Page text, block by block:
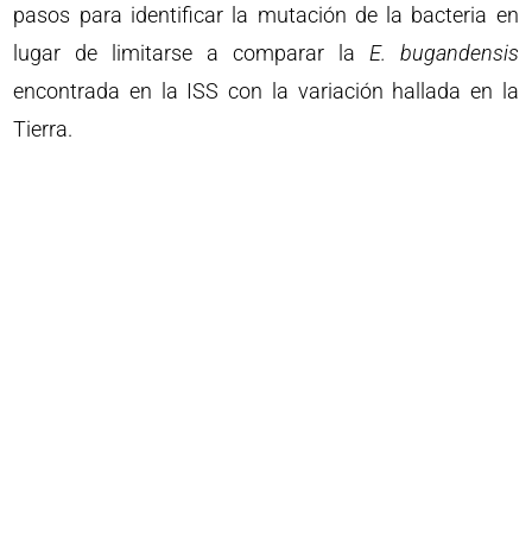
pasos para identificar la mutación de la bacteria en
lugar de limitarse a comparar la E. bugandensis
encontrada en la ISS con la variación hallada en la
Tierra.